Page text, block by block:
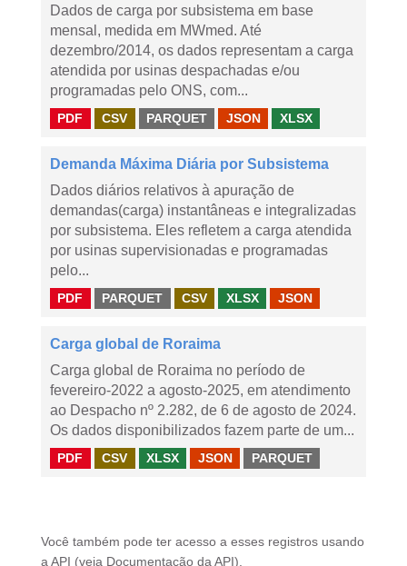
Dados de carga por subsistema em base
mensal, medida em MWmed. Até
dezembro/2014, os dados representam a carga
atendida por usinas despachadas e/ou
programadas pelo ONS, com...
PDF CSV PARQUET JSON XLSX
Demanda Máxima Diária por Subsistema
Dados diários relativos à apuração de
demandas(carga) instantâneas e integralizadas
por subsistema. Eles refletem a carga atendida
por usinas supervisionadas e programadas
pelo...
PDF PARQUET CSV XLSX JSON
Carga global de Roraima
Carga global de Roraima no período de
fevereiro-2022 a agosto-2025, em atendimento
ao Despacho nº 2.282, de 6 de agosto de 2024.
Os dados disponibilizados fazem parte de um...
PDF CSV XLSX JSON PARQUET
Você também pode ter acesso a esses registros usando
a API (veja Documentação da API ).